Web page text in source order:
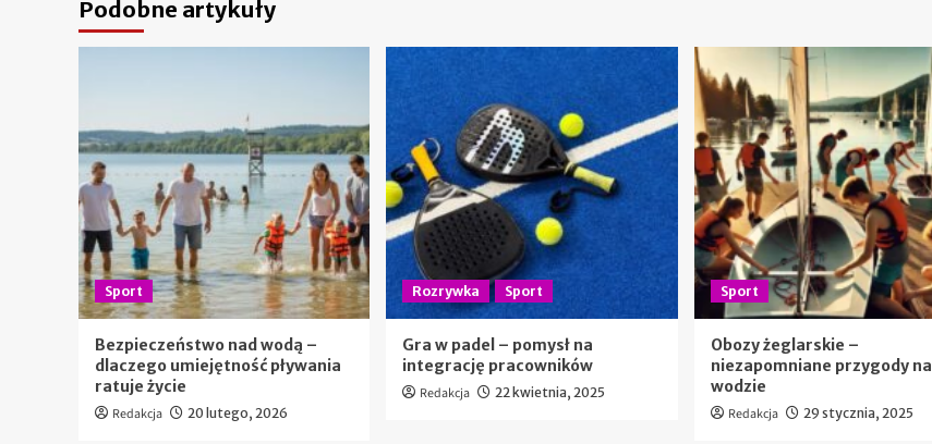
Podobne artykuły
Sport
Bezpieczeństwo nad wodą –
dlaczego umiejętność pływania
ratuje życie
Redakcja 20 lutego, 2026
Rozrywka Sport
Gra w padel – pomysł na
integrację pracowników
Redakcja 22 kwietnia, 2025
Sport
Obozy żeglarskie –
niezapomniane przygody na
wodzie
Redakcja 29 stycznia, 2025